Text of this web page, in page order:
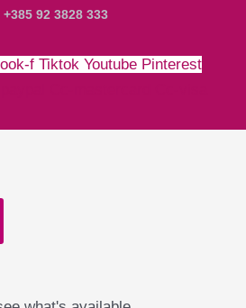
92 3828 333
f Tiktok Youtube Pinterest